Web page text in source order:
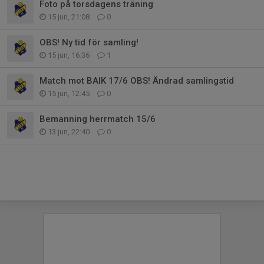
Foto på torsdagens träning
15 jun, 21:08 0
OBS! Ny tid för samling!
15 jun, 16:36 1
Match mot BAIK 17/6 OBS! Ändrad samlingstid
15 jun, 12:45 0
Bemanning herrmatch 15/6
13 jun, 22:40 0